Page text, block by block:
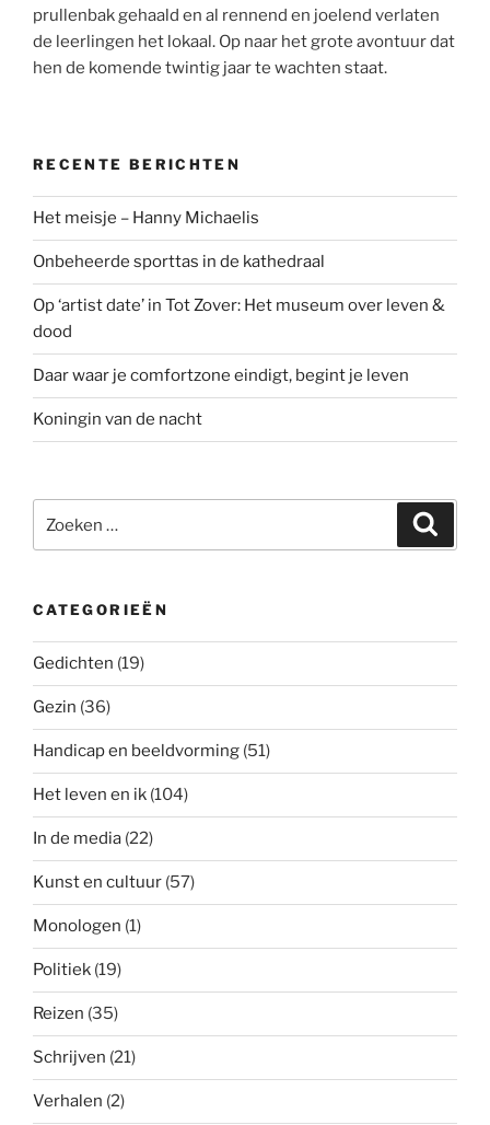
prullenbak gehaald en al rennend en joelend verlaten
de leerlingen het lokaal. Op naar het grote avontuur dat
hen de komende twintig jaar te wachten staat.
RECENTE BERICHTEN
Het meisje – Hanny Michaelis
Onbeheerde sporttas in de kathedraal
Op ‘artist date’ in Tot Zover: Het museum over leven &
dood
Daar waar je comfortzone eindigt, begint je leven
Koningin van de nacht
naar:
CATEGORIEËN
Gedichten (19)
Gezin (36)
Handicap en beeldvorming (51)
Het leven en ik (104)
In de media (22)
Kunst en cultuur (57)
Monologen (1)
Politiek (19)
Reizen (35)
Schrijven (21)
Verhalen (2)